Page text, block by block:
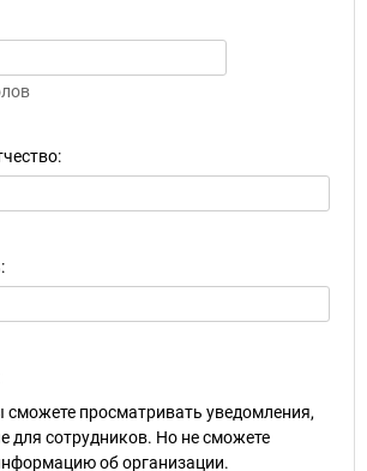
сможете просматривать уведомления,
для сотрудников. Но не сможете
об организации.